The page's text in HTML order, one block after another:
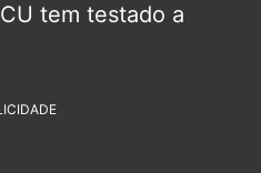
tem testado a